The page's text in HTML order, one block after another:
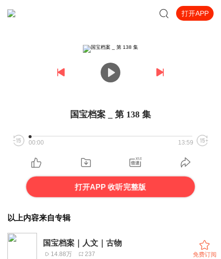
打开APP
国宝档案 _ 第 138 集
00:00 13:59
打开APP 收听完整版
以上内容来自专辑
国宝档案｜人文｜古物
14.88万 237 免费订阅